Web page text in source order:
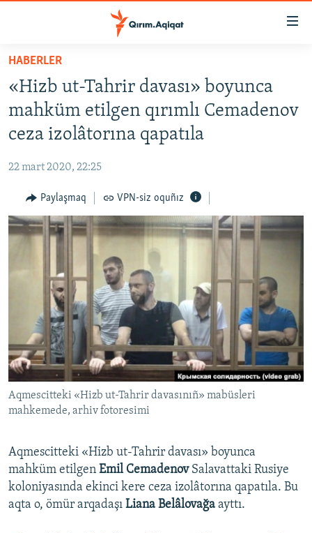
Esas
qaytmaq
Baş
navigatsiyağa
qaytmaq
Qıdıruvğa
HABERLER
SİYASET
İQTİSADİYAT
MEDENİYET
İNSAN AQLARI
VİDEO
BLOGLAR
Русский
Українською
QOŞULIÑIZ!
RFE/RS bütün saytları
HABERLER
«Hizb ut-Tahrir davası» boyunca
mahküm etilgen qırımlı Cemadenov
ceza izolâtorına qapatıla
22 mart 2020, 22:25
Paylaşmaq VPN-siz oquñız
Aqmescitteki «Hizb ut-Tahrir davasınıñ» mabüsleri
mahkemede, arhiv fotoresimi
Aqmescitteki «Hizb ut-Tahrir davası» boyunca
mahküm etilgen Emil Cemadenov Salavattaki Rusiye
koloniyasında ekinci kere ceza izolâtorına qapatıla. Bu
aqta o, ömür arqadaşı Liana Belâlovağa ayttı.